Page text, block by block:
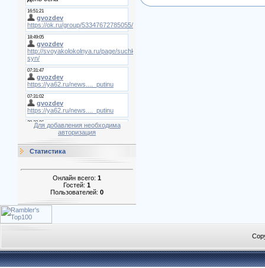
Для добавления необходима
авторизация
Статистика
Онлайн всего: 1
Гостей: 1
Пользователей: 0